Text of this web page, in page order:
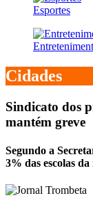
Esportes
Cidades
Sindicato dos
mantém greve
Segundo a
3% das escolas